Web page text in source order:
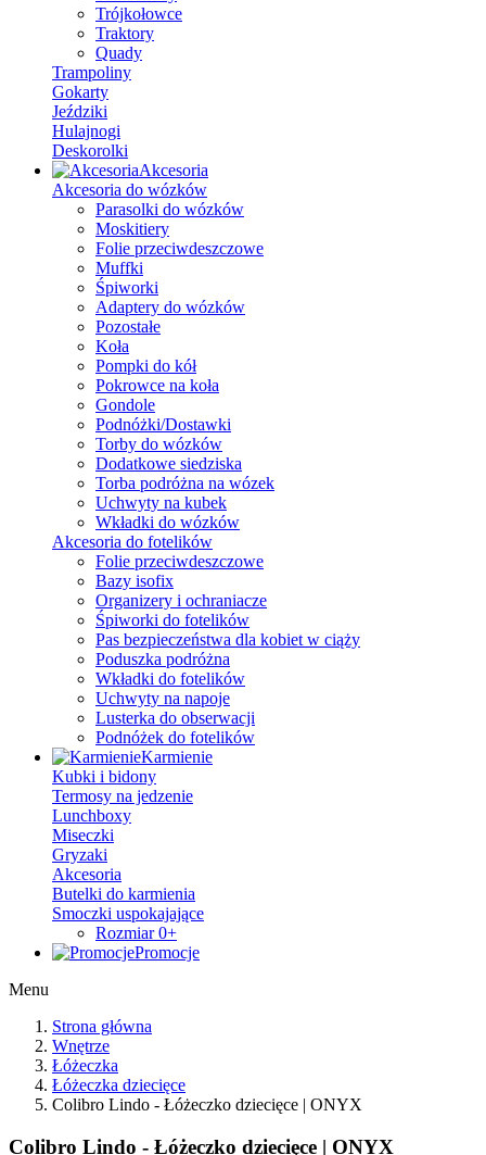
Trójkołowce
Traktory
Quady
Trampoliny
Gokarty
Jeździki
Hulajnogi
Deskorolki
Akcesoria
Akcesoria do wózków
Parasolki do wózków
Moskitiery
Folie przeciwdeszczowe
Muffki
Śpiworki
Adaptery do wózków
Pozostałe
Koła
Pompki do kół
Pokrowce na koła
Gondole
Podnóżki/Dostawki
Torby do wózków
Dodatkowe siedziska
Torba podróżna na wózek
Uchwyty na kubek
Wkładki do wózków
Akcesoria do fotelików
Folie przeciwdeszczowe
Bazy isofix
Organizery i ochraniacze
Śpiworki do fotelików
Pas bezpieczeństwa dla kobiet w ciąży
Poduszka podróżna
Wkładki do fotelików
Uchwyty na napoje
Lusterka do obserwacji
Podnóżek do fotelików
Karmienie
Kubki i bidony
Termosy na jedzenie
Lunchboxy
Miseczki
Gryzaki
Akcesoria
Butelki do karmienia
Smoczki uspokajające
Rozmiar 0+
Promocje
Menu
Strona główna
Wnętrze
Łóżeczka
Łóżeczka dziecięce
Colibro Lindo - Łóżeczko dziecięce | ONYX
Colibro Lindo - Łóżeczko dziecięce | ONYX